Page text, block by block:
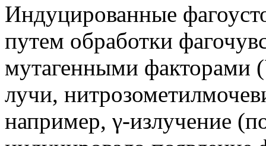
Индуцированные
путем обработки
мутагенными факторами
лучи,
например, γ-излучение